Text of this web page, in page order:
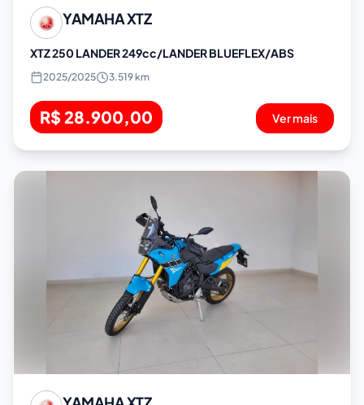
YAMAHAXTZ
XTZ 250 LANDER 249cc/LANDER BLUEFLEX/ABS
2025/2025 3.519 km
R$ 28.900,00 Ver mais